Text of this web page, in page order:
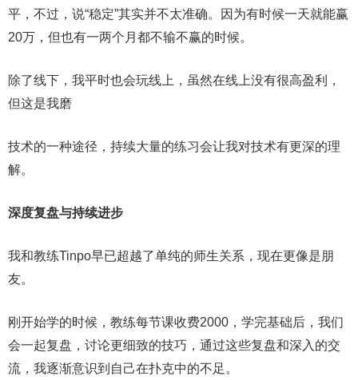
平，不过，说“稳定”其实并不太准确。因为有时候一天就能赢
20万，但也有一两个月都不输不赢的时候。
除了线下，我平时也会玩线上，虽然在线上没有很高盈利，
但这是我磨
技术的一种途径，持续大量的练习会让我对技术有更深的理
解。
深度复盘与持续进步
我和教练Tinpo早已超越了单纯的师生关系，现在更像是朋
友。
刚开始学的时候，教练每节课收费2000，学完基础后，我们
会一起复盘，讨论更细致的技巧，通过这些复盘和深入的交
流，我逐渐意识到自己在扑克中的不足。